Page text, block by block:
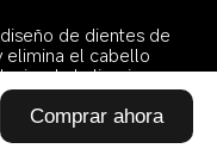
Comprar ahora
de dientes de
elimina el cabello
la limpieza
los problemas de